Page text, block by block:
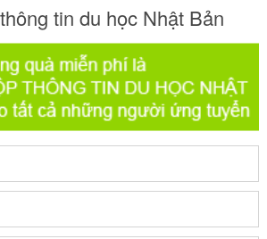
tin du học Nhật Bản